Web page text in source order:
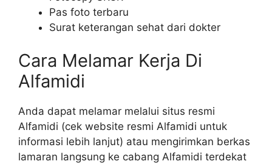
Pas foto terbaru
Surat keterangan sehat dari dokter
Cara Melamar Kerja Di
Alfamidi
Anda dapat melamar melalui situs resmi
Alfamidi (cek website resmi Alfamidi untuk
informasi lebih lanjut) atau mengirimkan berkas
lamaran langsung ke cabang Alfamidi terdekat